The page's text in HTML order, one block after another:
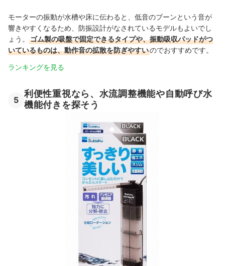
モーターの振動が水槽や床に伝わると、低音のブーンという音が
響きやすくなるため、防振設計がなされているモデルもよいでし
ょう。
ゴム製の吸盤で固定できるタイプや、振動吸収パッドがつ
いているものは、動作音の拡散を防ぎやすいのでおすすめです。
ランキングを見る
5
利便性重視なら、水流調整機能や自動呼び水
機能付きを探そう